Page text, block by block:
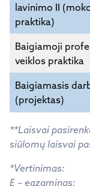
lavinimo II
praktika)
Baigiamoji
veiklos praktika
Baigiamasis
(projektas)
**Laisvai
siūlomų laisvai
*Vertinimas:
E – egzaminas;